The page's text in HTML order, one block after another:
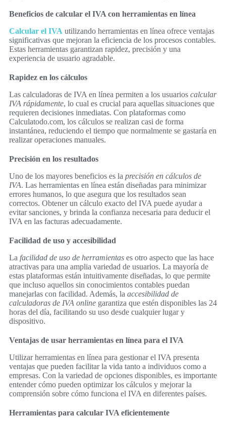
Beneficios de calcular el IVA con herramientas en línea
Calcular el IVA utilizando herramientas en línea ofrece ventajas
significativas que mejoran la eficiencia de los procesos contables.
Estas herramientas garantizan rapidez, precisión y una
experiencia de usuario agradable.
Rapidez en los cálculos
Las calculadoras de IVA en línea permiten a los usuarios calcular
IVA rápidamente, lo cual es crucial para aquellas situaciones que
requieren decisiones inmediatas. Con plataformas como
Calculatodo.com, los cálculos se realizan casi de forma
instantánea, reduciendo el tiempo que normalmente se gastaría en
realizar operaciones manuales.
Precisión en los resultados
Uno de los mayores beneficios es la precisión en cálculos de
IVA. Las herramientas en línea están diseñadas para minimizar
errores humanos, lo que asegura que los resultados sean
correctos. Obtener un cálculo exacto del IVA puede ayudar a
evitar sanciones, y brinda la confianza necesaria para deducir el
IVA en las facturas adecuadamente.
Facilidad de uso y accesibilidad
La facilidad de uso de herramientas es otro aspecto que las hace
atractivas para una amplia variedad de usuarios. La mayoría de
estas plataformas están intuitivamente diseñadas, lo que permite
que incluso aquellos sin conocimientos contables puedan
manejarlas con facilidad. Además, la accesibilidad de
calculadoras de IVA online garantiza que estén disponibles las 24
horas del día, facilitando su uso desde cualquier lugar y
dispositivo.
Ventajas de usar herramientas en línea para el IVA
Utilizar herramientas en línea para gestionar el IVA presenta
ventajas que pueden facilitar la vida tanto a individuos como a
empresas. Con la variedad de opciones disponibles, es importante
entender cómo pueden optimizar los cálculos y mejorar la
comprensión sobre cómo funciona el IVA en diferentes países.
Herramientas para calcular IVA eficientemente